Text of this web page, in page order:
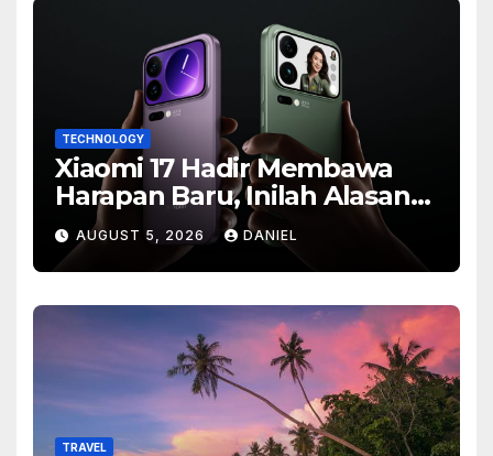
TECHNOLOGY
Xiaomi 17 Hadir Membawa
Harapan Baru, Inilah Alasan
Banyak Orang Menantikan
Ponsel Flagship Ini
AUGUST 5, 2026 DANIEL
TRAVEL